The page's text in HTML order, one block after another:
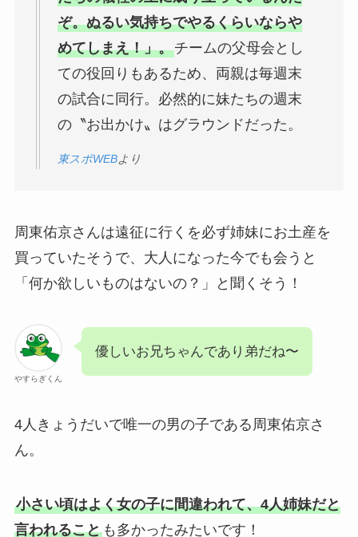
ぞ。ぬるい気持ちでやるくらいならや
めてしまえ！」。チームの父母会とし
ての役回りもあるため、両親は毎週末
の試合に同行。必然的に妹たちの週末
の〝お出かけ〟はグラウンドだった。
東スポWEBより
周東佑京さんは遠征に行くを必ず姉妹にお土産を
買っていたそうで、大人になった今でも会うと
「何か欲しいものはないの？」と聞くそう！
やすらぎくん
優しいお兄ちゃんであり弟だね〜
4人きょうだいで唯一の男の子である周東佑京さ
ん。
小さい頃はよく女の子に間違われて、4人姉妹だと
言われることも多かったみたいです！